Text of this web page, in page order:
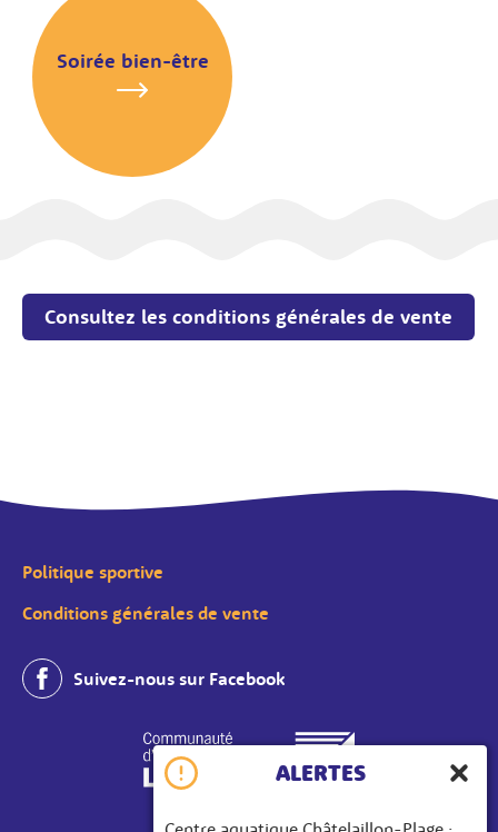
ALERTES
Soirée bien-être
Consultez les conditions générales de vente
Politique sportive
Conditions générales de vente
Suivez-nous sur Facebook